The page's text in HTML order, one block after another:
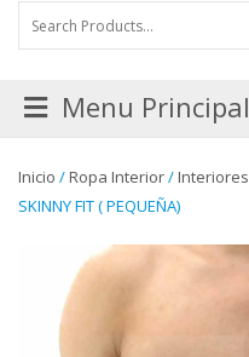
Menu Principal
Inicio /Ropa Interior/Interiores
SKINNY FIT ( PEQUEÑA)